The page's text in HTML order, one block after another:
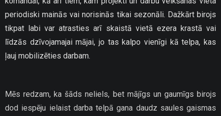
periodiski mainās vai norisinās tikai sezonāli. Dažkārt birojs
tikpat labi var atrasties arī skaistā vietā ezera krastā vai
līdzās dzīvojamajai mājai, jo tas kalpo vienīgi kā telpa, kas
ļauj mobilizēties darbam.
Mēs redzam, ka šāds neliels, bet mājīgs un gaumīgs birojs
dod iespēju ielaist darba telpā gana daudz saules gaismas